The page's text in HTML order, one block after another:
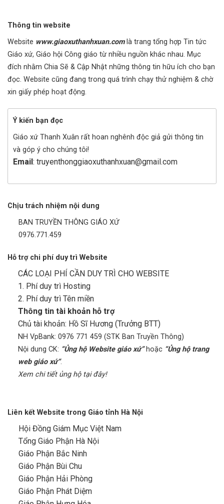
Thông tin website
Website www.giaoxuthanhxuan.com là trang tổng hợp Tin tức
Giáo xứ, Giáo hội Công giáo từ nhiều nguồn khác nhau. Mục
đích nhằm Chia Sẽ & Cập Nhật những thông tin hữu ích cho bạn
đọc. Website cũng đang trong quá trình chạy thử nghiệm & chờ
xin giấy phép hoạt động.
Ý kiến bạn đọc
Giáo xứ Thanh Xuân rất hoan nghênh độc giả gửi thông tin
và góp ý cho chúng tôi!
Email: truyenthonggiaoxuthanhxuan@gmail.com
Chịu trách nhiệm nội dung
BAN TRUYỀN THÔNG GIÁO XỨ
0976.771.459
Hỗ trợ chi phí duy trì Website
CÁC LOẠI PHÍ CẦN DUY TRÌ CHO WEBSITE
1. Phí duy trì Hosting
2. Phí duy trì Tên miền
Thông tin tài khoản hỗ trợ
Chủ tài khoản: Hồ Sĩ Hương (Trưởng BTT)
NH VpBank: 0976 771 459 (STK Ban Truyền Thông)
Nội dung CK: “Ủng hộ Website giáo xứ”hoặc “Ủng hộ trang
web giáo xứ“.
Xem chi tiết ủng hộ tại đây!
Liên kết Website trong Giáo tỉnh Hà Nội
Hội Đồng Giám Mục Việt Nam
Tổng Giáo Phận Hà Nội
Giáo Phận Bắc Ninh
Giáo Phận Bùi Chu
Giáo Phận Hải Phòng
Giáo Phận Phát Diệm